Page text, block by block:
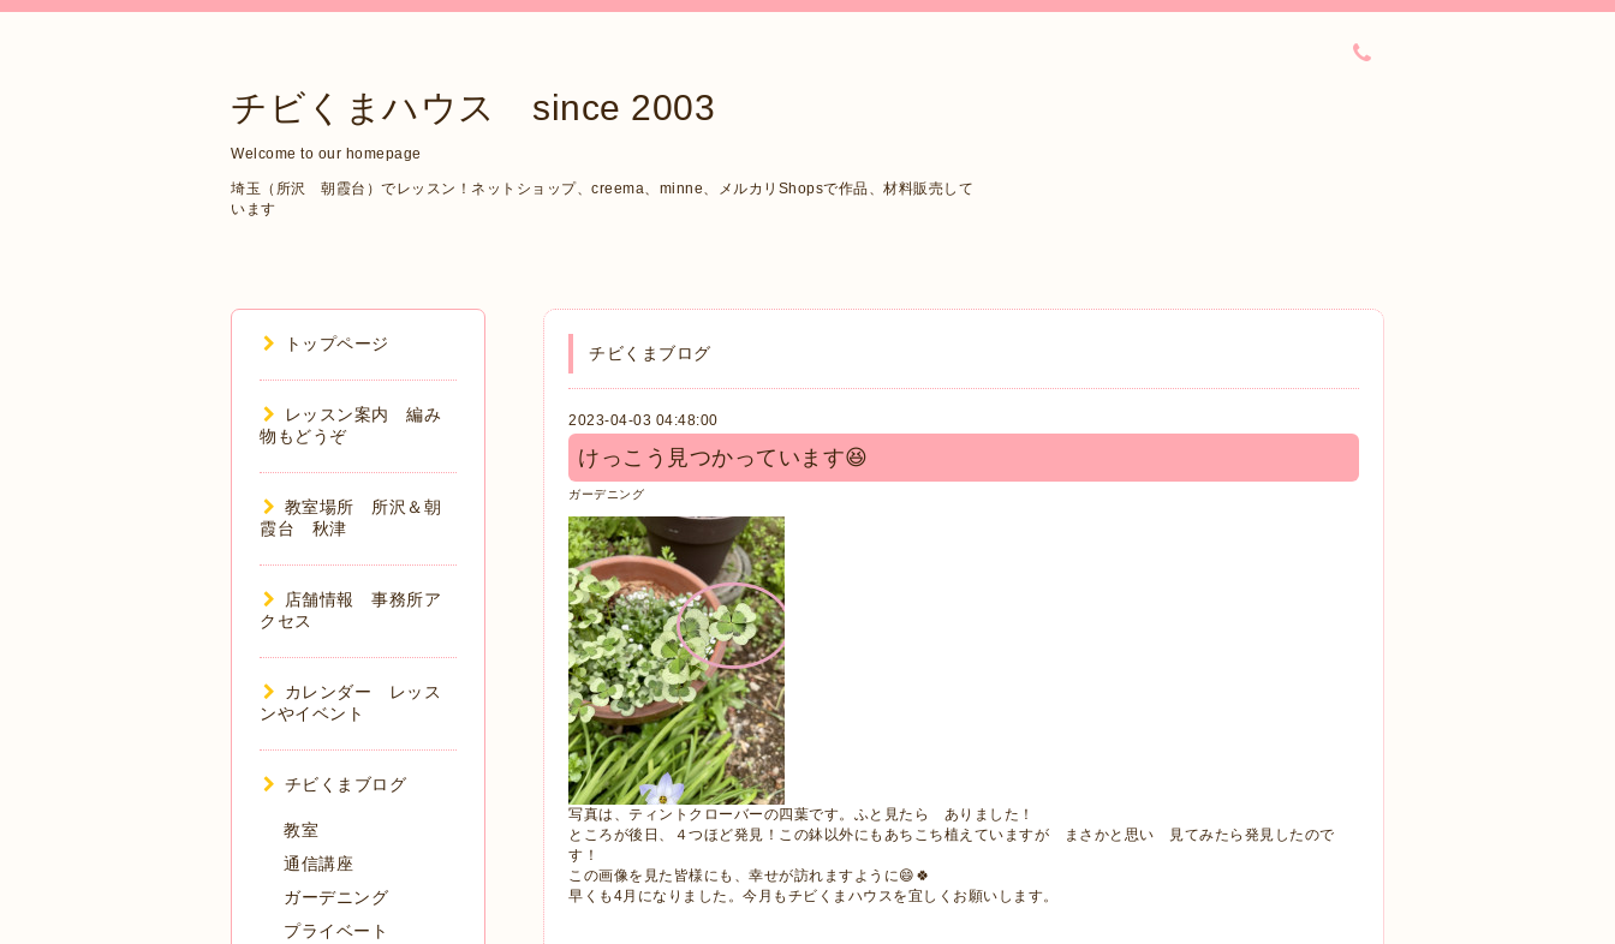
チビくまハウス since 2003
Welcome to our homepage
埼玉（所沢 朝霞台）でレッスン！ネットショップ、creema、minne、メルカリShopsで作品、材料販売して
います
チビくまブログ
2023-04-03 04:48:00
けっこう見つかっています😆
ガーデニング
写真は、ティントクローバーの四葉です。ふと見たら ありました！
ところが後日、４つほど発見！この鉢以外にもあちこち植えていますが まさかと思い 見てみたら発見したので
す！
この画像を見た皆様にも、幸せが訪れますように😄🍀
早くも4月になりました。今月もチビくまハウスを宜しくお願いします。
トップページ
レッスン案内 編み
物もどうぞ
教室場所 所沢＆朝
霞台 秋津
店舗情報 事務所ア
クセス
カレンダー レッス
ンやイベント
チビくまブログ
教室
通信講座
ガーデニング
プライベート